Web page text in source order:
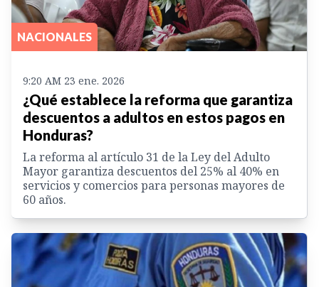
NACIONALES
9:20 AM 23 ene. 2026
¿Qué establece la reforma que garantiza
descuentos a adultos en estos pagos en
Honduras?
La reforma al artículo 31 de la Ley del Adulto
Mayor garantiza descuentos del 25% al 40% en
servicios y comercios para personas mayores de
60 años.